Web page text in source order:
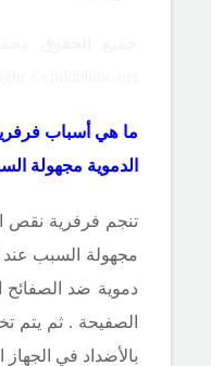
ما هي أسباب
الدموية مجهولة
تنجم فرفرية نقص
مجهولة السبب
دموية ضد
الصفيحة . ثم يتم
بالأضداد في